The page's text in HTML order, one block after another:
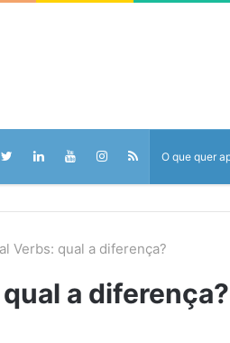
Verbs: qual a diferença?
a diferença?